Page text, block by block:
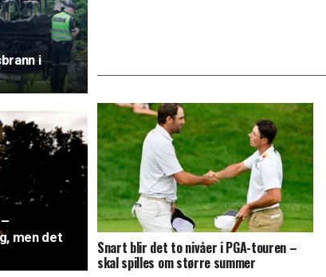
i
men det
Snart blir det to nivåer i PGA-touren –
skal spilles om større summer